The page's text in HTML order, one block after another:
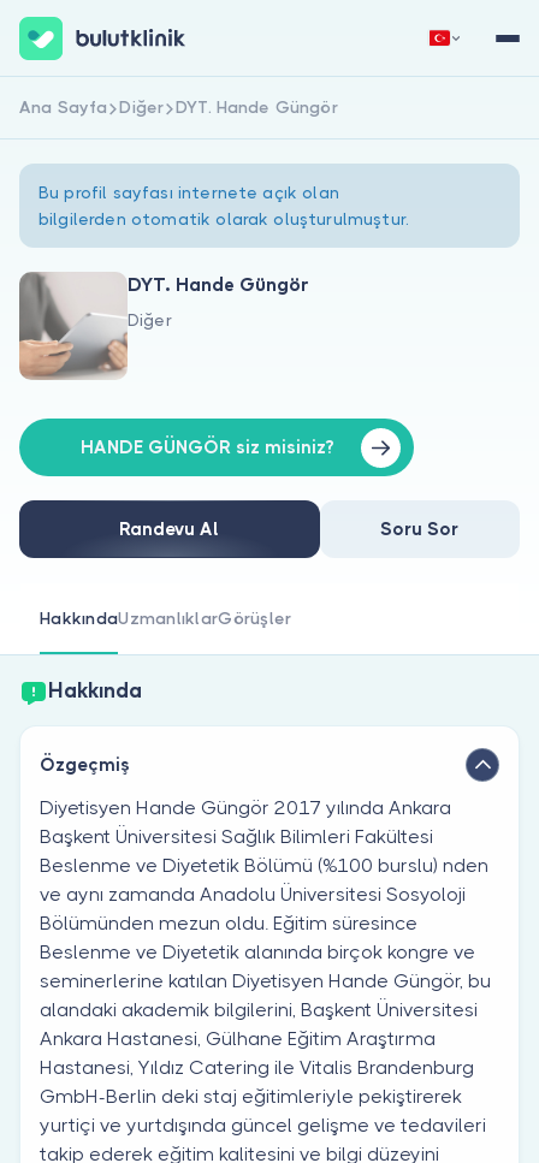
Hakkımızda
Doktorlar için
Doktor musunuz?
Hemen Kaydol
Ana Sayfa Diğer DYT. Hande Güngör
Bu profil sayfası internete açık olan
bilgilerden otomatik olarak oluşturulmuştur.
DYT. Hande Güngör
Diğer
HANDE GÜNGÖR siz misiniz?
Randevu Al Soru Sor
HakkındaUzmanlıklarGörüşler
Hakkında
Özgeçmiş
Diyetisyen Hande Güngör 2017 yılında Ankara
Başkent Üniversitesi Sağlık Bilimleri Fakültesi
Beslenme ve Diyetetik Bölümü (%100 burslu) nden
ve aynı zamanda Anadolu Üniversitesi Sosyoloji
Bölümünden mezun oldu. Eğitim süresince
Beslenme ve Diyetetik alanında birçok kongre ve
seminerlerine katılan Diyetisyen Hande Güngör, bu
alandaki akademik bilgilerini, Başkent Üniversitesi
Ankara Hastanesi, Gülhane Eğitim Araştırma
Hastanesi, Yıldız Catering ile Vitalis Brandenburg
GmbH-Berlin deki staj eğitimleriyle pekiştirerek
yurtiçi ve yurtdışında güncel gelişme ve tedavileri
takip ederek eğitim kalitesini ve bilgi düzeyini